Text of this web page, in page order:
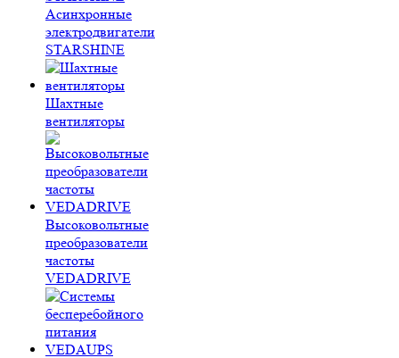
Асинхронные
электродвигатели
STARSHINE
Шахтные
вентиляторы
Высоковольтные
преобразователи
частоты
VEDADRIVE